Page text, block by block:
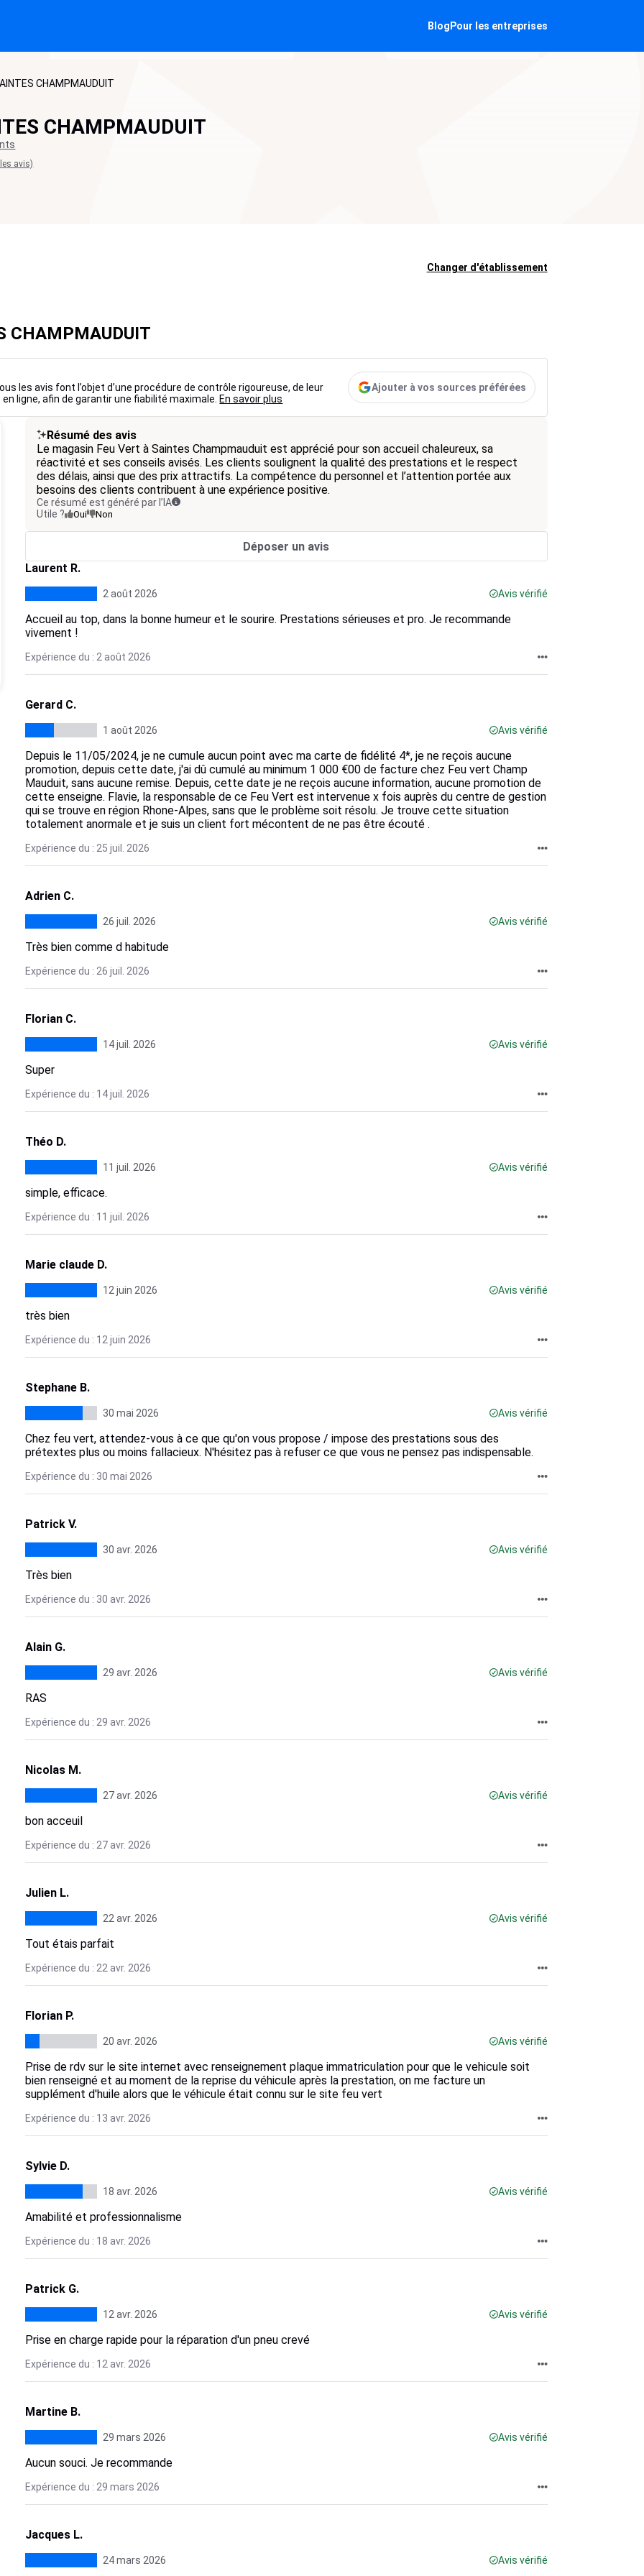
Blog Pour les entreprises
CHAMPMAUDUIT
CHAMPMAUDUIT
avis)
Changer d'établissement
CHAMPMAUDUIT
les avis font l’objet d’une procédure de contrôle rigoureuse, de leur
ligne, afin de garantir une fiabilité maximale. En savoir plus
Ajouter à vos sources préférées
Résumé des avis
Le magasin Feu Vert à Saintes Champmauduit est apprécié pour son accueil chaleureux, sa
réactivité et ses conseils avisés. Les clients soulignent la qualité des prestations et le respect
des délais, ainsi que des prix attractifs. La compétence du personnel et l’attention portée aux
besoins des clients contribuent à une expérience positive.
Ce résumé est généré par l’IA
Utile ?
Oui Non
Déposer un avis
Laurent R.
2 août 2026 Avis vérifié
Accueil au top, dans la bonne humeur et le sourire. Prestations sérieuses et pro. Je recommande
vivement !
Expérience du : 2 août 2026
Gerard C.
1 août 2026 Avis vérifié
Depuis le 11/05/2024, je ne cumule aucun point avec ma carte de fidélité 4*, je ne reçois aucune
promotion, depuis cette date, j'ai dû cumulé au minimum 1 000 €00 de facture chez Feu vert Champ
Mauduit, sans aucune remise. Depuis, cette date je ne reçois aucune information, aucune promotion de
cette enseigne. Flavie, la responsable de ce Feu Vert est intervenue x fois auprès du centre de gestion
qui se trouve en région Rhone-Alpes, sans que le problème soit résolu. Je trouve cette situation
totalement anormale et je suis un client fort mécontent de ne pas être écouté .
Expérience du : 25 juil. 2026
Adrien C.
26 juil. 2026 Avis vérifié
Très bien comme d habitude
Expérience du : 26 juil. 2026
Florian C.
14 juil. 2026 Avis vérifié
Super
Expérience du : 14 juil. 2026
Théo D.
11 juil. 2026 Avis vérifié
simple, efficace.
Expérience du : 11 juil. 2026
Marie claude D.
12 juin 2026 Avis vérifié
très bien
Expérience du : 12 juin 2026
Stephane B.
30 mai 2026 Avis vérifié
Chez feu vert, attendez-vous à ce que qu'on vous propose / impose des prestations sous des
prétextes plus ou moins fallacieux. N'hésitez pas à refuser ce que vous ne pensez pas indispensable.
Expérience du : 30 mai 2026
Patrick V.
30 avr. 2026 Avis vérifié
Très bien
Expérience du : 30 avr. 2026
Alain G.
29 avr. 2026 Avis vérifié
RAS
Expérience du : 29 avr. 2026
Nicolas M.
27 avr. 2026 Avis vérifié
bon acceuil
Expérience du : 27 avr. 2026
Julien L.
22 avr. 2026 Avis vérifié
Tout étais parfait
Expérience du : 22 avr. 2026
Florian P.
20 avr. 2026 Avis vérifié
Prise de rdv sur le site internet avec renseignement plaque immatriculation pour que le vehicule soit
bien renseigné et au moment de la reprise du véhicule après la prestation, on me facture un
supplément d'huile alors que le véhicule était connu sur le site feu vert
Expérience du : 13 avr. 2026
Sylvie D.
18 avr. 2026 Avis vérifié
Amabilité et professionnalisme
Expérience du : 18 avr. 2026
Patrick G.
12 avr. 2026 Avis vérifié
Prise en charge rapide pour la réparation d'un pneu crevé
Expérience du : 12 avr. 2026
Martine B.
29 mars 2026 Avis vérifié
Aucun souci. Je recommande
Expérience du : 29 mars 2026
Jacques L.
24 mars 2026 Avis vérifié